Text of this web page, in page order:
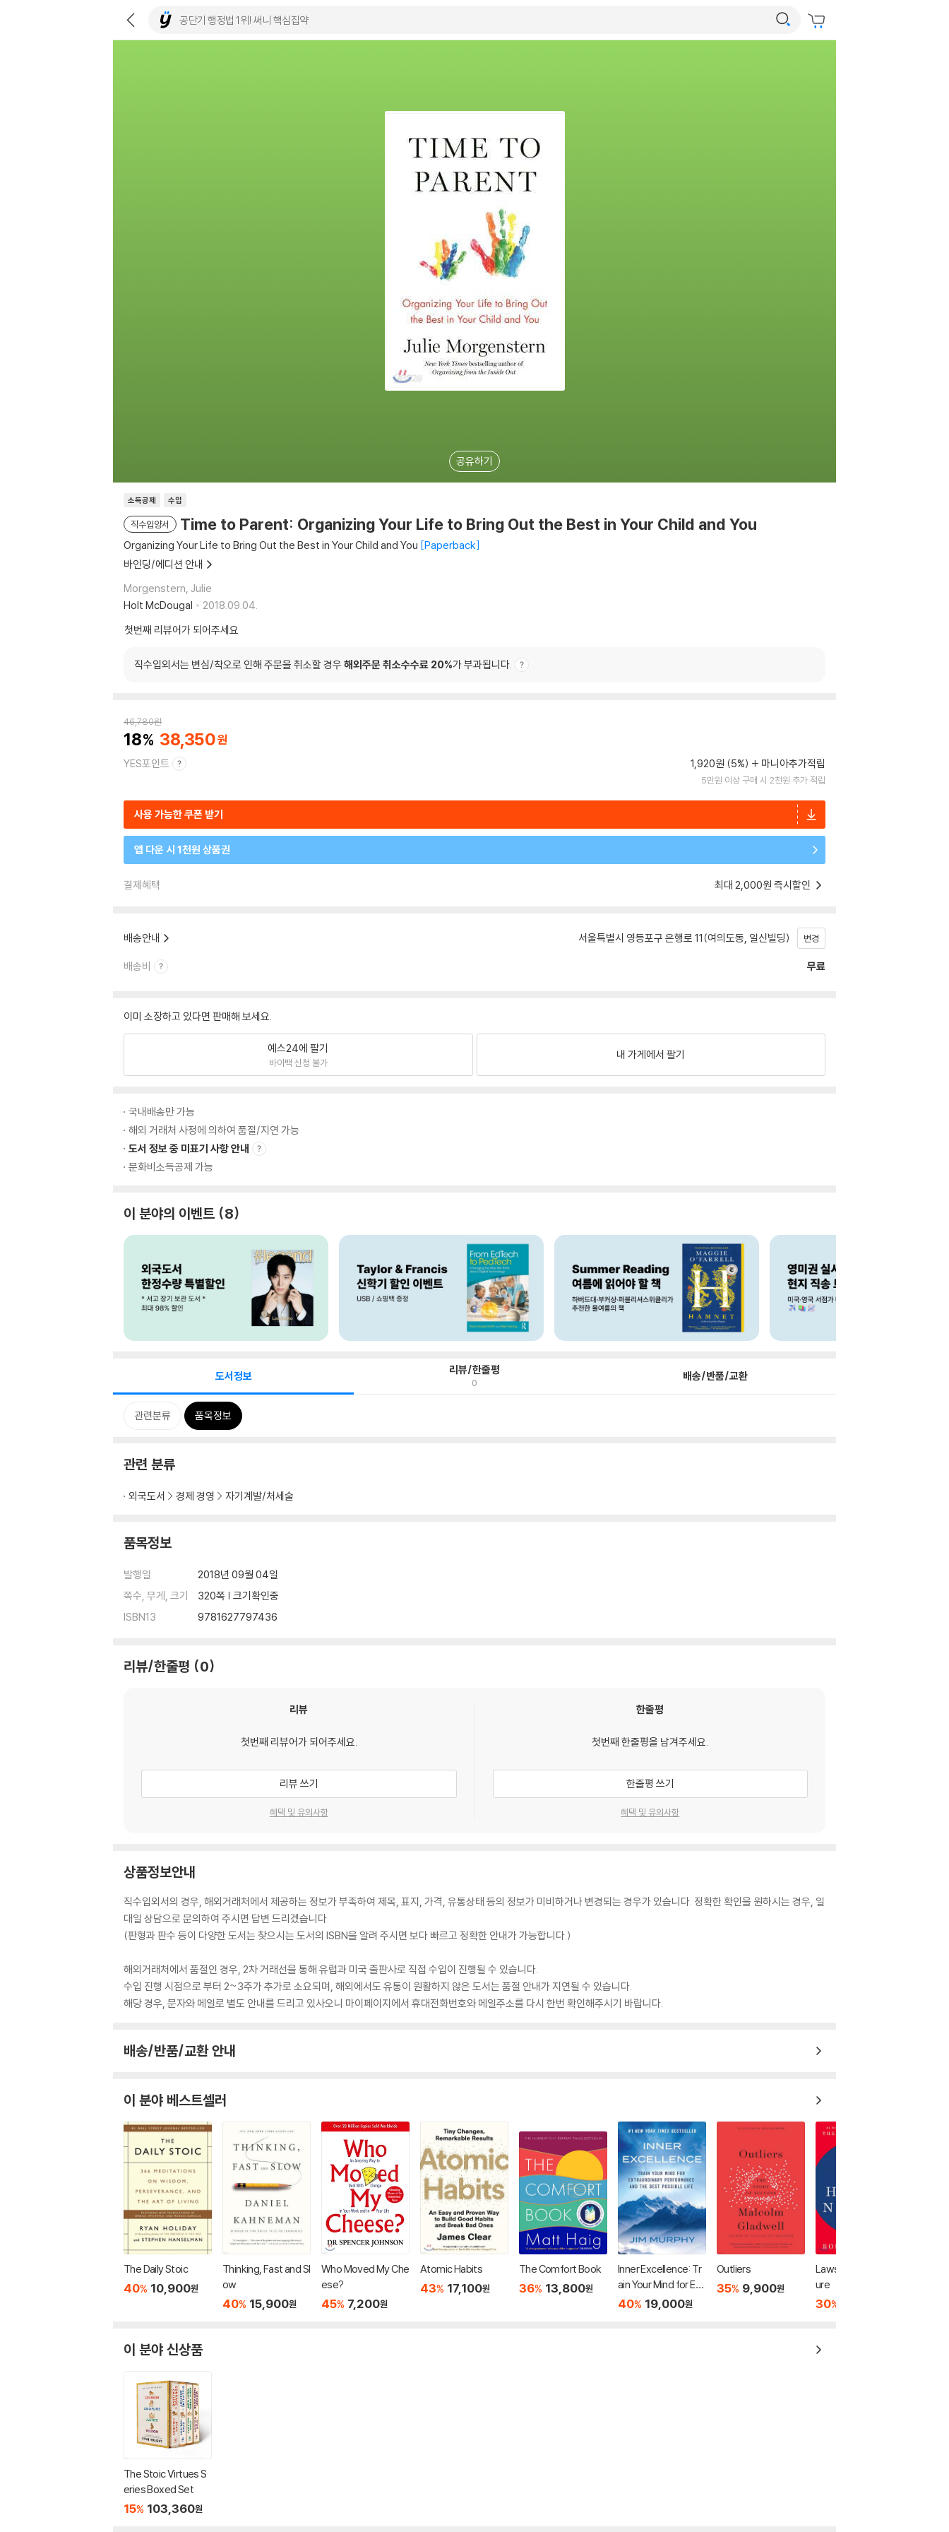
공유하기
소득공제 수입
직수입양서 Time to Parent: Organizing Your Life to Bring Out the Best in Your Child and You
Organizing Your Life to Bring Out the Best in Your Child and You Paperback
바인딩/에디션 안내
Morgenstern, Julie
Holt McDougal
2018.09.04.
첫번째 리뷰어가 되어주세요
직수입외서는 변심/착오로 인해 주문을 취소할 경우 해외주문 취소수수료 20%가 부과됩니다.
46,780원
18 38,350
YES포인트 1,920원 (5%) 마니아추가적립
5만원 이상 구매 시 2천원 추가 적립
사용 가능한 쿠폰 받기
앱 다운 시 1천원 상품권
결제혜택 최대 2,000원 즉시할인
배송안내 서울특별시 영등포구 은행로 11(여의도동, 일신빌딩) 변경
배송비 무료
이미 소장하고 있다면 판매해 보세요.
예스24에 팔기
바이백 신청 불가
내 가게에서 팔기
국내배송만 가능
해외 거래처 사정에 의하여 품절/지연 가능
도서 정보 중 미표기 사항 안내
문화비소득공제 가능
이 분야의 이벤트 8
도서정보 리뷰/한줄평
0 배송/반품/교환
관련분류 품목정보
관련 분류
외국도서 경제 경영 자기계발/처세술
품목정보
발행일
2018년 09월 04일
쪽수, 무게, 크기
320쪽 | 크기확인중
ISBN13
9781627797436
리뷰/한줄평 0
리뷰
첫번째 리뷰어가 되어주세요.
리뷰 쓰기
혜택 및 유의사항
한줄평
첫번째 한줄평을 남겨주세요.
한줄평 쓰기
혜택 및 유의사항
상품정보안내
직수입외서의 경우, 해외거래처에서 제공하는 정보가 부족하여 제목, 표지, 가격, 유통상태 등의 정보가 미비하거나 변경되는 경우가 있습니다. 정확한 확인을 원하시는 경우, 일
대일 상담으로 문의하여 주시면 답변 드리겠습니다.
(판형과 판수 등이 다양한 도서는 찾으시는 도서의 ISBN을 알려 주시면 보다 빠르고 정확한 안내가 가능합니다.)
해외거래처에서 품절인 경우, 2차 거래선을 통해 유럽과 미국 출판사로 직접 수입이 진행될 수 있습니다.
수입 진행 시점으로 부터 2~3주가 추가로 소요되며, 해외에서도 유통이 원활하지 않은 도서는 품절 안내가 지연될 수 있습니다.
해당 경우, 문자와 메일로 별도 안내를 드리고 있사오니 마이페이지에서 휴대전화번호와 메일주소를 다시 한번 확인해주시기 바랍니다.
배송/반품/교환 안내
이 분야 베스트셀러
The Daily Stoic
40% 10,900원
Thinking, Fast and Sl
ow
40% 15,900원
Who Moved My Che
ese?
45% 7,200원
Atomic Habits
43% 17,100원
The Comfort Book
36% 13,800원
Inner Excellence: Tr
ain Your Mind for Ext
raordinary Performa
40% 19,000원
Outliers
35% 9,900원
Laws of Human Nat
ure
30%
이 분야 신상품
The Stoic Virtues S
eries Boxed Set
15% 103,360원